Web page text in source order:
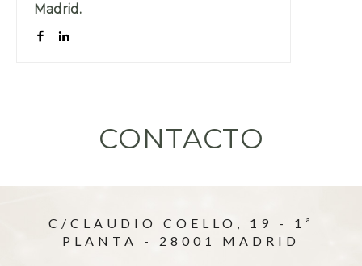
Madrid.
CONTACTO
C/CLAUDIO COELLO, 19 - 1ª
PLANTA - 28001 MADRID